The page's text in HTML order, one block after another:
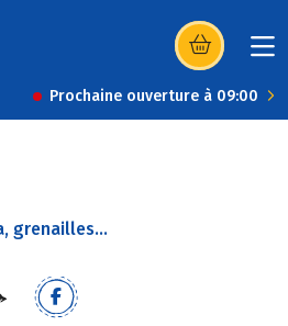
(s’ouvre dans
Prochaine ouverture à 09:00
grenailles...